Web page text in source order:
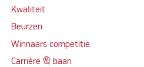
Kwaliteit
Beurzen
Winnaars competitie
Carrière & baan